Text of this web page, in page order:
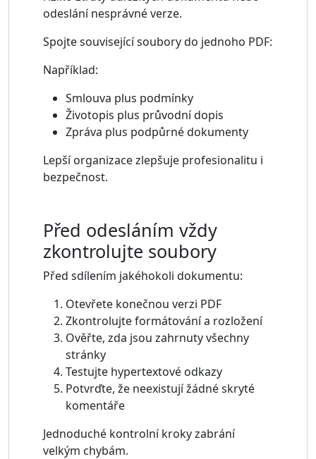
odeslání nesprávné verze.
Spojte související soubory do jednoho PDF:
Například:
Smlouva plus podmínky
Životopis plus průvodní dopis
Zpráva plus podpůrné dokumenty
Lepší organizace zlepšuje profesionalitu i
bezpečnost.
Před odesláním vždy
zkontrolujte soubory
Před sdílením jakéhokoli dokumentu:
Otevřete konečnou verzi PDF
Zkontrolujte formátování a rozložení
Ověřte, zda jsou zahrnuty všechny
stránky
Testujte hypertextové odkazy
Potvrďte, že neexistují žádné skryté
komentáře
Jednoduché kontrolní kroky zabrání
velkým chybám.